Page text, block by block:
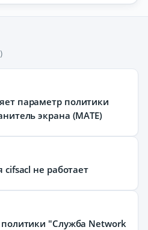
параметр политики
экрана (MATE)
не работает
"Служба Network